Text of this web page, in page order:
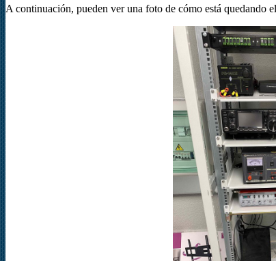
A continuación, pueden ver una foto de cómo está quedando